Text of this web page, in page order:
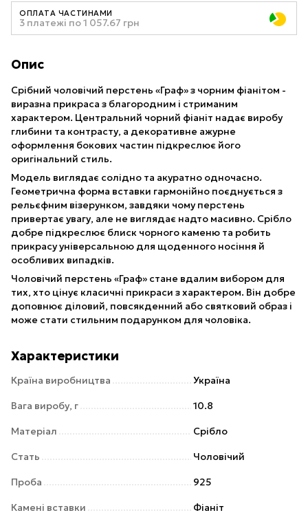
ОПЛАТА ЧАСТИНАМИ
3 платежі по 1 057.67 грн
Опис
Срібний чоловічий перстень «Граф» з чорним фіанітом -
виразна прикраса з благородним і стриманим
характером. Центральний чорний фіаніт надає виробу
глибини та контрасту, а декоративне ажурне
оформлення бокових частин підкреслює його
оригінальний стиль.
Модель виглядає солідно та акуратно одночасно.
Геометрична форма вставки гармонійно поєднується з
рельєфним візерунком, завдяки чому перстень
привертає увагу, але не виглядає надто масивно. Срібло
добре підкреслює блиск чорного каменю та робить
прикрасу універсальною для щоденного носіння й
особливих випадків.
Чоловічий перстень «Граф» стане вдалим вибором для
тих, хто цінує класичні прикраси з характером. Він добре
доповнює діловий, повсякденний або святковий образ і
може стати стильним подарунком для чоловіка.
Характеристики
Країна виробництва Україна
Вага виробу, г 10.8
Матеріал Срібло
Стать Чоловічий
Проба 925
Камені вставки Фіаніт